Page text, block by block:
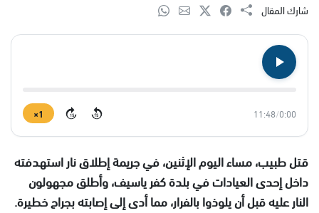
شارك المقال
0:00
/
11:48
15
15
1×
قتل طبيب، مساء اليوم الإثنين، في جريمة إطلاق نار استهدفته
داخل إحدى العيادات في بلدة كفر ياسيف، وأطلق مجهولون
النار عليه قبل أن يلوذوا بالفرار، مما أدى إلى إصابته بجراح خطيرة.